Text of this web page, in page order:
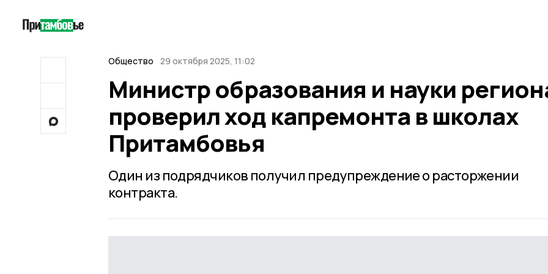
Общество 29 октября 2025, 11:02
Министр образования и науки
проверил ход капремонта в школах
Притамбовья
Один из подрядчиков получил предупреждение о расторжении
контракта.